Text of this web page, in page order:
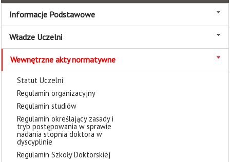
Informacje Podstawowe
Władze Uczelni
Wewnętrzne akty normatywne
Statut Uczelni
Regulamin organizacyjny
Regulamin studiów
Regulamin określający zasady i
tryb postępowania w sprawie
nadania stopnia doktora w
dyscyplinie
Regulamin Szkoły Doktorskiej